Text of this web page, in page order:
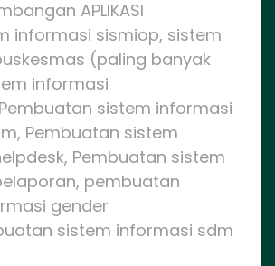
APLIKASI
informasi sismiop, sistem
(paling banyak
informasi
sistem informasi
Pembuatan sistem
Pembuatan sistem
pembuatan
gender
sistem informasi sdm